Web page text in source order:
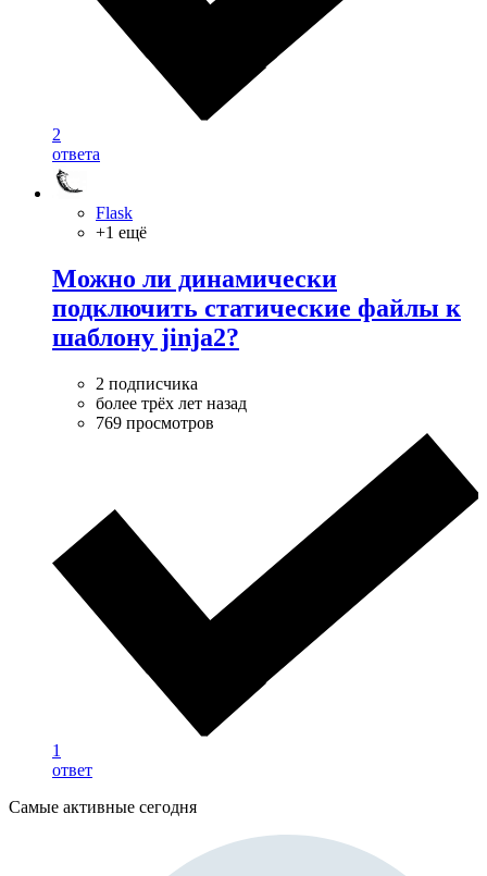
2
ответа
Flask
+1 ещё
Можно ли динамически
подключить статические файлы к
шаблону jinja2?
2 подписчика
более трёх лет назад
769 просмотров
1
ответ
Самые активные сегодня